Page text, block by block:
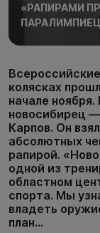
«РАПИРАМИ
колясках
начале
новосибирец
Карпов. Он
абсолютных
рапирой.
одной из
областном
спорта. Мы
владеть
план...